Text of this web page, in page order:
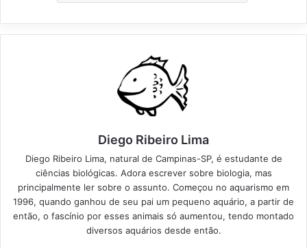
Diego Ribeiro Lima
Diego Ribeiro Lima, natural de Campinas-SP, é estudante de
ciências biológicas. Adora escrever sobre biologia, mas
principalmente ler sobre o assunto. Começou no aquarismo em
1996, quando ganhou de seu pai um pequeno aquário, a partir de
então, o fascínio por esses animais só aumentou, tendo montado
diversos aquários desde então.